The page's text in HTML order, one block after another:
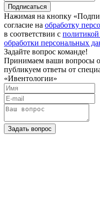
Нажимая на кнопку
согласие на обработку
в соответствии с
обработки персональных
Задайте вопрос команде!
Принимаем ваши вопросы
публикуем ответы от
«Ивентологии»
Задать вопрос